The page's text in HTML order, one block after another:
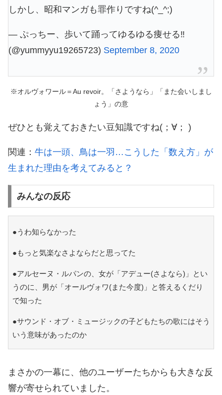
しかし、昭和マンガも罪作りですね(^_^;)
— ぷっちー、歩いて踊ってゆるゆる痩せる‼️
(@yummyyu19265723) September 8, 2020
※オルヴォワール＝Au revoir。「さようなら」「また会いしまし
ょう」の意
ぜひとも覚えておきたい豆知識ですね(；∀； )
関連： 牛は一頭、鳥は一羽…こうした「数え方」が
生まれた理由を考えてみると？
みんなの反応
●うわ知らなかった
●もっと気楽なさよならだと思ってた
●アルセーヌ・ルパンの、女が「アデュー(さよなら)」とい
うのに、男が「オールヴォワ(また今度)」と答えるくだり
で知った
●サウンド・オブ・ミュージックの子どもたちの歌にはそう
いう意味があったのか
まさかの一幕に、他のユーザーたちからも大きな反
響が寄せられていました。